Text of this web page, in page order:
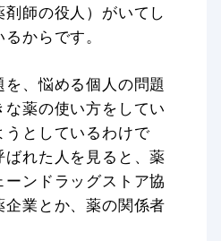
師の役人）がいてし
からです。
、悩める個人の問題
薬の使い方をしてい
うとしているわけで
れた人を見ると、薬
ンドラッグストア協
業とか、薬の関係者